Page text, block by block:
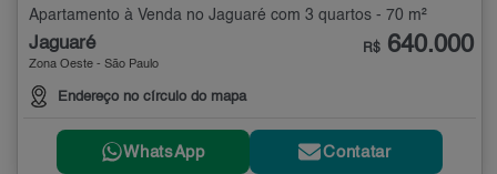
Apartamento à Venda no Jaguaré com 3 quartos - 70 m²
Jaguaré
Zona Oeste - São Paulo
Endereço no círculo do mapa
R$ 640.000
WhatsApp Contatar